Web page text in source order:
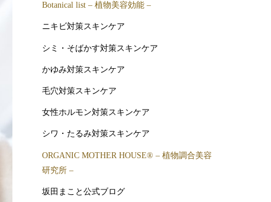
Botanical list – 植物美容効能 –
ニキビ対策スキンケア
シミ・そばかす対策スキンケア
かゆみ対策スキンケア
毛穴対策スキンケア
女性ホルモン対策スキンケア
シワ・たるみ対策スキンケア
ORGANIC MOTHER HOUSE®︎ – 植物調合美容
研究所 –
坂田まこと公式ブログ